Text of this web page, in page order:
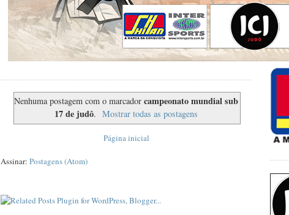
Nenhuma postagem com o marcador campeonato mundial sub
17 de judô. Mostrar todas as postagens
Página inicial
Assinar: Postagens (Atom)